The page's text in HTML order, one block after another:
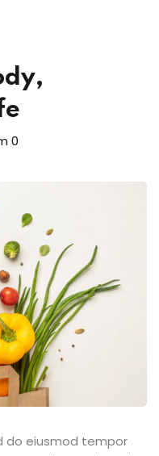
0
do eiusmod tempor